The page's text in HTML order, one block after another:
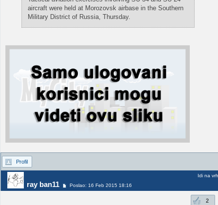
aircraft were held at Morozovsk airbase in the Southern
Military District of Russia, Thursday.
Profil
ray ban11 Poslao: 16 Feb 2015 18:16
Idi na vrh
2